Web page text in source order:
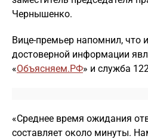
Чернышенко.
Вице-премьер напомнил, что
достоверной информации
«Объясняем.РФ» и служба
«Среднее время ожидания
составляет около минуты.